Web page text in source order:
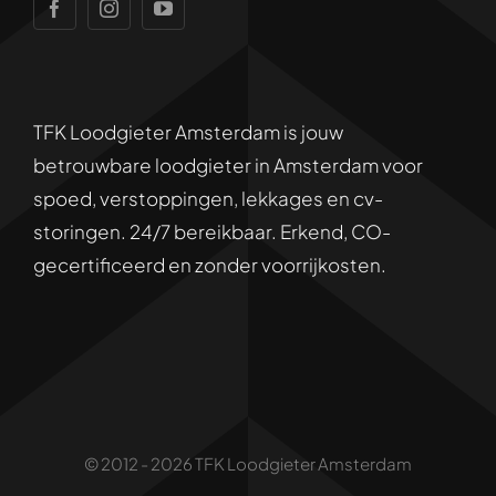
Lekkage verhelpen
Privacybeleid
Sitemap
TFK Loodgieter Amsterdam is jouw
betrouwbare loodgieter in Amsterdam voor
spoed, verstoppingen, lekkages en cv-
storingen. 24/7 bereikbaar. Erkend, CO-
gecertificeerd en zonder voorrijkosten.
© 2012 - 2026 TFK Loodgieter Amsterdam